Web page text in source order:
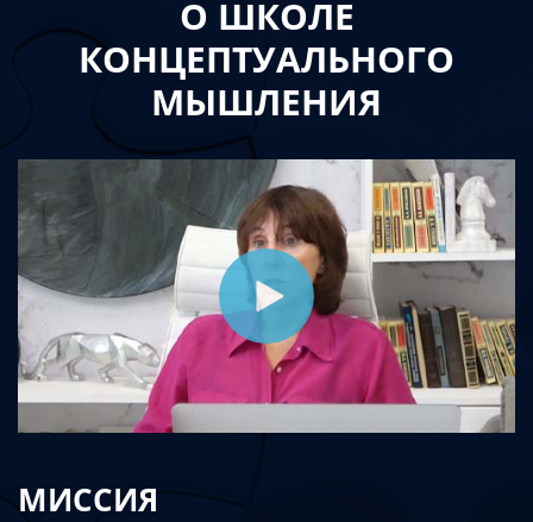
О ШКОЛЕ
КОНЦЕПТУАЛЬНОГО
МЫШЛЕНИЯ
МИССИЯ